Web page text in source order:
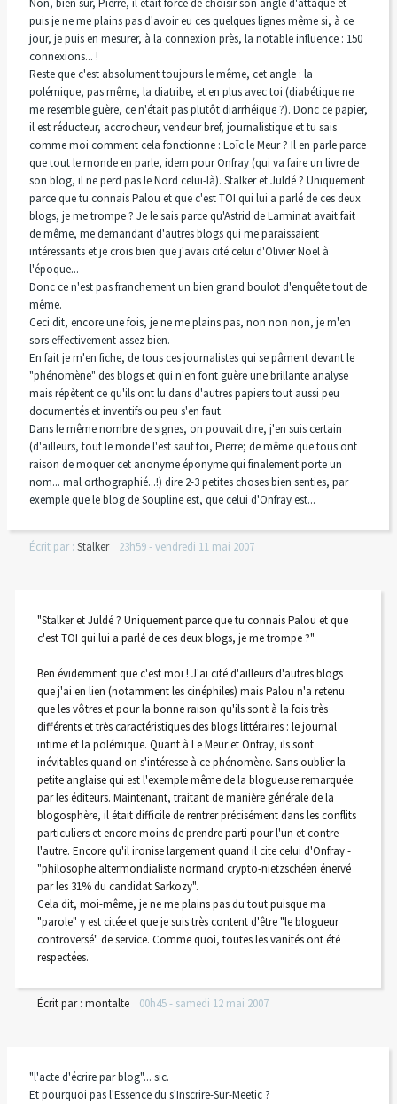
Non, bien sûr, Pierre, il était forcé de choisir son angle d'attaque et
puis je ne me plains pas d'avoir eu ces quelques lignes même si, à ce
jour, je puis en mesurer, à la connexion près, la notable influence : 150
connexions... !
Reste que c'est absolument toujours le même, cet angle : la
polémique, pas même, la diatribe, et en plus avec toi (diabétique ne
me resemble guère, ce n'était pas plutôt diarrhéique ?). Donc ce papier,
il est réducteur, accrocheur, vendeur bref, journalistique et tu sais
comme moi comment cela fonctionne : Loïc le Meur ? Il en parle parce
que tout le monde en parle, idem pour Onfray (qui va faire un livre de
son blog, il ne perd pas le Nord celui-là). Stalker et Juldé ? Uniquement
parce que tu connais Palou et que c'est TOI qui lui a parlé de ces deux
blogs, je me trompe ? Je le sais parce qu'Astrid de Larminat avait fait
de même, me demandant d'autres blogs qui me paraissaient
intéressants et je crois bien que j'avais cité celui d'Olivier Noël à
l'époque...
Donc ce n'est pas franchement un bien grand boulot d'enquête tout de
même.
Ceci dit, encore une fois, je ne me plains pas, non non non, je m'en
sors effectivement assez bien.
En fait je m'en fiche, de tous ces journalistes qui se pâment devant le
"phénomène" des blogs et qui n'en font guère une brillante analyse
mais répètent ce qu'ils ont lu dans d'autres papiers tout aussi peu
documentés et inventifs ou peu s'en faut.
Dans le même nombre de signes, on pouvait dire, j'en suis certain
(d'ailleurs, tout le monde l'est sauf toi, Pierre; de même que tous ont
raison de moquer cet anonyme éponyme qui finalement porte un
nom... mal orthographié...!) dire 2-3 petites choses bien senties, par
exemple que le blog de Soupline est, que celui d'Onfray est...
Écrit par : Stalker 23h59-vendredi 11 mai 2007
"Stalker et Juldé ? Uniquement parce que tu connais Palou et que
c'est TOI qui lui a parlé de ces deux blogs, je me trompe ?"
Ben évidemment que c'est moi ! J'ai cité d'ailleurs d'autres blogs
que j'ai en lien (notamment les cinéphiles) mais Palou n'a retenu
que les vôtres et pour la bonne raison qu'ils sont à la fois très
différents et très caractéristiques des blogs littéraires : le journal
intime et la polémique. Quant à Le Meur et Onfray, ils sont
inévitables quand on s'intéresse à ce phénomène. Sans oublier la
petite anglaise qui est l'exemple même de la blogueuse remarquée
par les éditeurs. Maintenant, traitant de manière générale de la
blogosphère, il était difficile de rentrer précisément dans les conflits
particuliers et encore moins de prendre parti pour l'un et contre
l'autre. Encore qu'il ironise largement quand il cite celui d'Onfray -
"philosophe altermondialiste normand crypto-nietzschéen énervé
par les 31% du candidat Sarkozy".
Cela dit, moi-même, je ne me plains pas du tout puisque ma
"parole" y est citée et que je suis très content d'être "le blogueur
controversé" de service. Comme quoi, toutes les vanités ont été
respectées.
Écrit par : montalte 00h45- samedi 12 mai 2007
"l'acte d'écrire par blog"... sic.
Et pourquoi pas l'Essence du s'Inscrire-Sur-Meetic ?